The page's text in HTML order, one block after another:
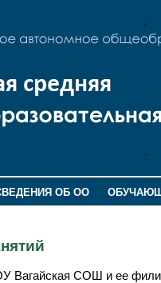
ОБ ОО
Вагайская СОШ и ее